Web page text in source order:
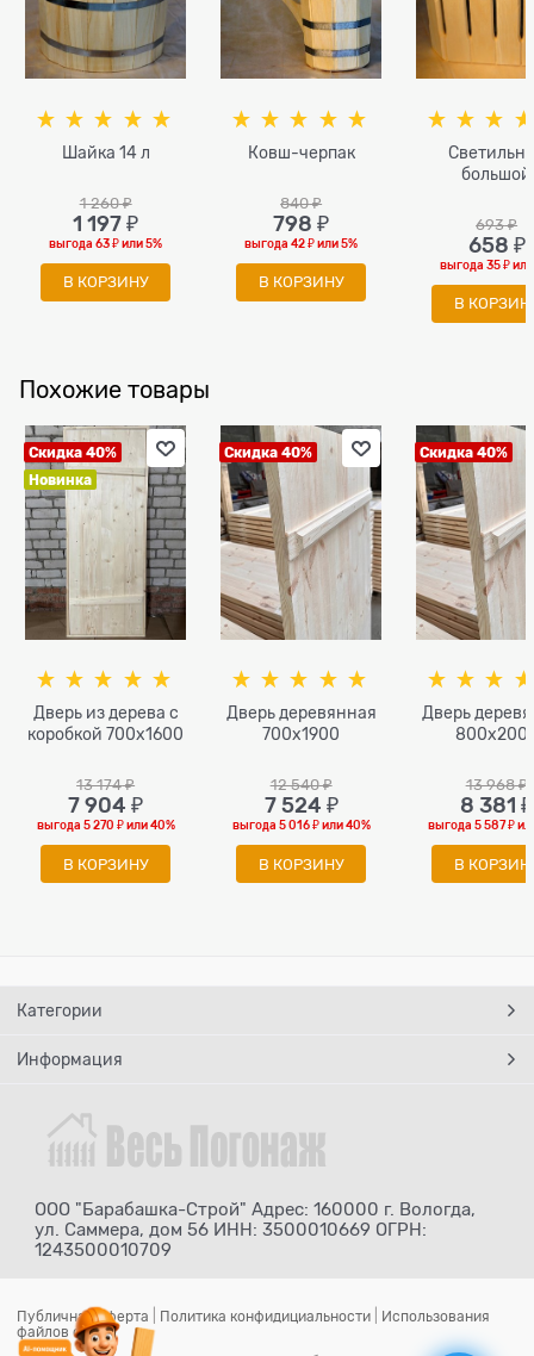
Шайка 14 л
1 260 ₽
1 197 ₽
выгода63 ₽или5%
В КОРЗИНУ
Ковш-черпак
840 ₽
798 ₽
выгода42 ₽или5%
В КОРЗИНУ
большой
693 ₽
658 ₽
выгода35 ₽
В
Похожие товары
Скидка 40%
Новинка
Дверь из дерева с
коробкой 700х1600
13 174 ₽
7 904 ₽
выгода 5 270 ₽или40%
В КОРЗИНУ
Скидка 40%
Дверь деревянная
700х1900
12 540 ₽
7 524 ₽
выгода 5 016 ₽или40%
В КОРЗИНУ
Скидка 40%
Дверь
13 968 ₽
8 381 ₽
выгода 5 587 ₽
В
Категории
Информация
ООО "Барабашка-Строй" Адрес: 160000 г. Вологда,
ул. Саммера, дом 56 ИНН: 3500010669 ОГРН:
1243500010709
Публичная оферта Политика конфидициальности
Использования
файлов cookie